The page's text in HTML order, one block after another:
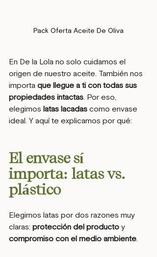
Pack Oferta Aceite De Oliva
En De la Lola no solo cuidamos el
origen de nuestro aceite. También nos
importa que llegue a ti con todas sus
propiedades intactas. Por eso,
elegimos latas lacadas como envase
ideal. Y aquí te explicamos por qué:
El envase sí
importa: latas vs.
plástico
Elegimos latas por dos razones muy
claras: protección del producto y
compromiso con el medio ambiente.